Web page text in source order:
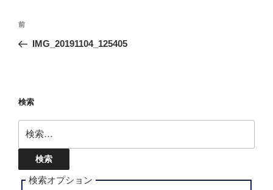
投
ナ
ー
シ
ョ
ン
前
の
前
IMG_20191104_125405
検索
索:
検索オプション